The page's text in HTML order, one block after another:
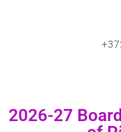
2026-27